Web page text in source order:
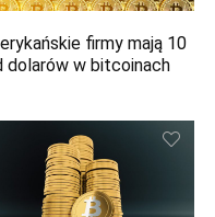
firmy mają 10
dolarów w bitcoinach